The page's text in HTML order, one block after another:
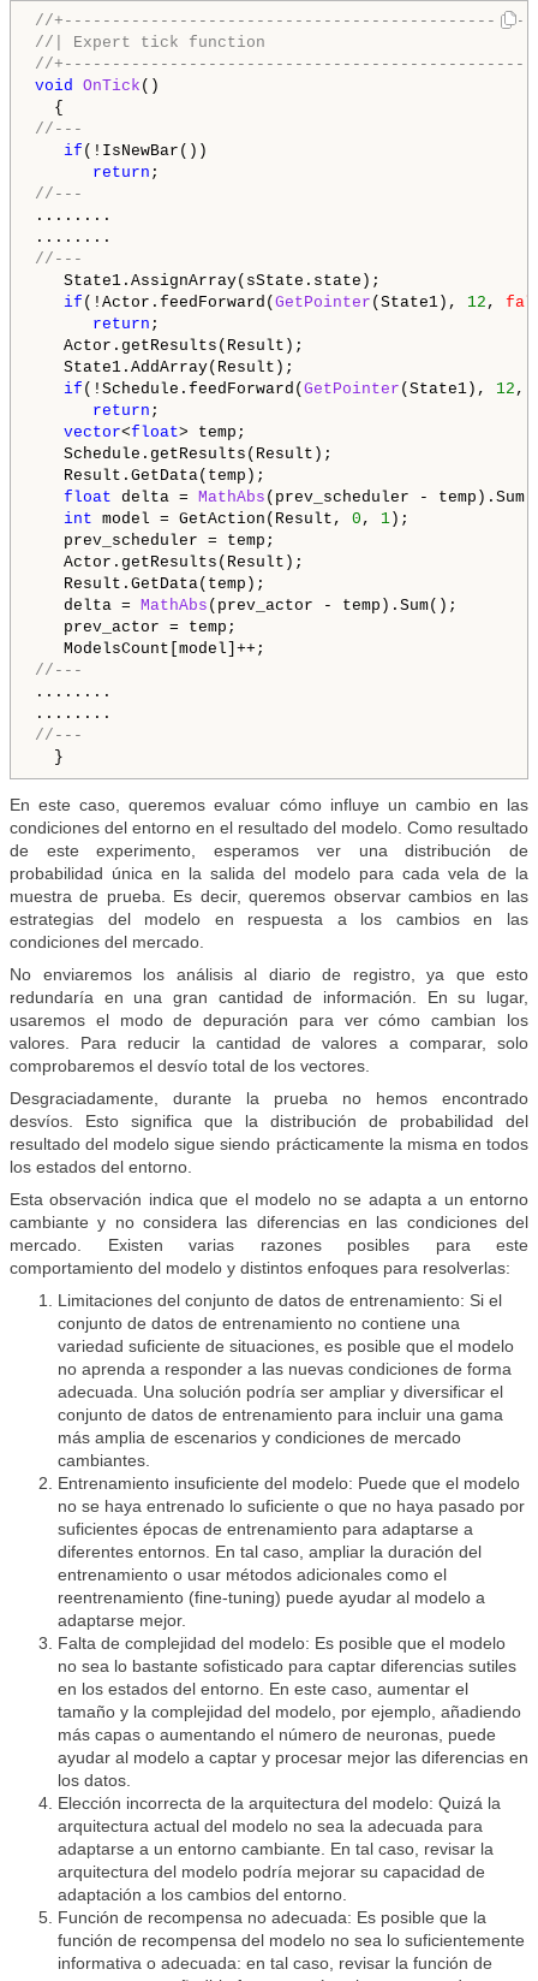
//
//| Expert tick function
//
void OnTick ()
//---
if (!IsNewBar())
return
//---
........
//---
State1.AssignArray(sState.state);
if (!Actor.feedForward( GetPointer (State1), 12 ,
return ;
Actor.getResults(Result);
State1.AddArray(Result);
if (!Schedule.feedForward( GetPointer (State1), 12 ,
return ;
vector<float> temp;
Schedule.getResults(Result);
Result.GetData(temp);
float delta = MathAbs (prev_scheduler -
int model = GetAction(Result, 0 , 1 );
prev_scheduler = temp;
Actor.getResults(Result);
Result.GetData(temp);
delta = MathAbs (prev_actor - temp).Sum();
prev_actor = temp;
//---
........
//---
}
En este caso, queremos evaluar cómo influye un cambio en las
condiciones del entorno en el resultado del modelo. Como resultado
de este experimento, esperamos ver una distribución de
probabilidad única en la salida del modelo para cada vela de la
muestra de prueba. Es decir, queremos observar cambios en las
estrategias del modelo en respuesta a los cambios en las
condiciones del mercado.
No enviaremos los análisis al diario de registro, ya que esto
redundaría en una gran cantidad de información. En su lugar,
usaremos el modo de depuración para ver cómo cambian los
valores. Para reducir la cantidad de valores a comparar, solo
comprobaremos el desvío total de los vectores.
Desgraciadamente, durante la prueba no hemos encontrado
desvíos. Esto significa que la distribución de probabilidad del
resultado del modelo sigue siendo prácticamente la misma en todos
los estados del entorno.
Esta observación indica que el modelo no se adapta a un entorno
cambiante y no considera las diferencias en las condiciones del
mercado. Existen varias razones posibles para este
comportamiento del modelo y distintos enfoques para resolverlas:
Limitaciones del conjunto de datos de entrenamiento: Si el
conjunto de datos de entrenamiento no contiene una
variedad suficiente de situaciones, es posible que el modelo
no aprenda a responder a las nuevas condiciones de forma
adecuada. Una solución podría ser ampliar y diversificar el
conjunto de datos de entrenamiento para incluir una gama
más amplia de escenarios y condiciones de mercado
cambiantes.
Entrenamiento insuficiente del modelo: Puede que el modelo
no se haya entrenado lo suficiente o que no haya pasado por
suficientes épocas de entrenamiento para adaptarse a
diferentes entornos. En tal caso, ampliar la duración del
entrenamiento o usar métodos adicionales como el
reentrenamiento (fine-tuning) puede ayudar al modelo a
adaptarse mejor.
Falta de complejidad del modelo: Es posible que el modelo
no sea lo bastante sofisticado para captar diferencias sutiles
en los estados del entorno. En este caso, aumentar el
tamaño y la complejidad del modelo, por ejemplo, añadiendo
más capas o aumentando el número de neuronas, puede
ayudar al modelo a captar y procesar mejor las diferencias en
los datos.
Elección incorrecta de la arquitectura del modelo: Quizá la
arquitectura actual del modelo no sea la adecuada para
adaptarse a un entorno cambiante. En tal caso, revisar la
arquitectura del modelo podría mejorar su capacidad de
adaptación a los cambios del entorno.
Función de recompensa no adecuada: Es posible que la
función de recompensa del modelo no sea lo suficientemente
informativa o adecuada: en tal caso, revisar la función de